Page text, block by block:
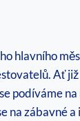
hlavního
Ať
na